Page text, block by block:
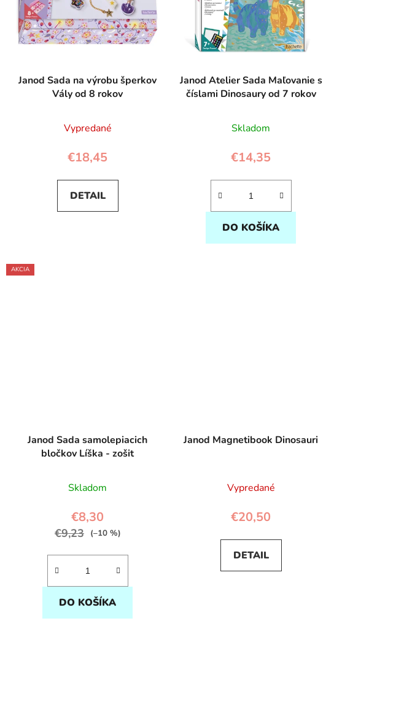
k
o
v
Janod Sada na výrobu šperkov
Vály od 8 rokov
Vypredané
€18,45
DETAIL
Janod Atelier Sada Maľovanie s
číslami Dinosaury od 7 rokov
Skladom
€14,35
DO KOŠÍKA
AKCIA
Janod Sada samolepiacich
bločkov Líška - zošit
Skladom
€8,30
€9,23 (–10 %)
DO KOŠÍKA
Janod Magnetibook Dinosauri
Vypredané
€20,50
DETAIL